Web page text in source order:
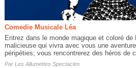
Comedie Musicale Léa
Entrez dans le monde magique et coloré
malicieuse qui vivra avec vous une
péripéties; vous rencontrerez des héros de
Par Les Allumettes Spectacles